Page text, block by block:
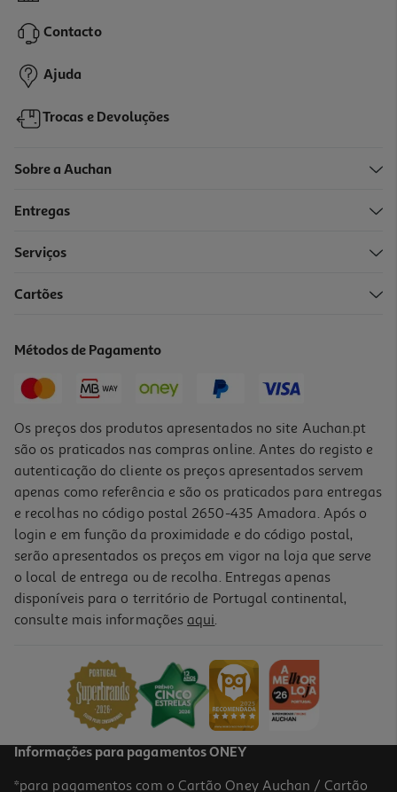
14,99 €
2.5
Auriculares Qilive 887217 C/micro Branco Q.1666
Contacto
Ajuda
Trocas e Devoluções
Sobre a Auchan
Entregas
Serviços
Cartões
Métodos de Pagamento
Os preços dos produtos apresentados no site Auchan.pt
são os praticados nas compras online. Antes do registo e
autenticação do cliente os preços apresentados servem
apenas como referência e são os praticados para entregas
e recolhas no código postal 2650-435 Amadora. Após o
login e em função da proximidade e do código postal,
serão apresentados os preços em vigor na loja que serve
o local de entrega ou de recolha. Entregas apenas
disponíveis para o território de Portugal continental,
consulte mais informações aqui.
Informações para pagamentos ONEY
*para pagamentos com o Cartão Oney Auchan / Cartão